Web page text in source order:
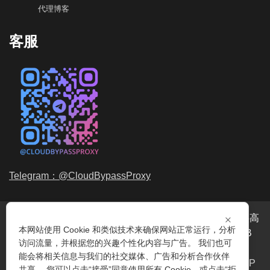
代理博客
客服
Telegram：@CloudBypassProxy
代理服务提供商，我们提供高
品质、永不过期的动态代理IP池流量包，价格最低2元/GB
起。我们的IP资源包括超过3.5亿的动态住宅IP和机房IP，
覆盖全球200多个国家。支持HTTP代理IP 和 Socks5代理IP
×
本网站使用 Cookie 和类似技术来确保网站正常运行，分析
访问流量，并根据您的兴趣个性化内容与广告。 我们也可
能会将相关信息与我们的社交媒体、广告和分析合作伙伴